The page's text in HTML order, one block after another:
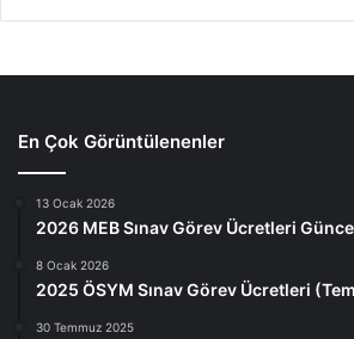
En Çok Görüntülenenler
13 Ocak 2026
2026 MEB Sınav Görev Ücretleri
8 Ocak 2026
2025 ÖSYM Sınav Görev Ücretleri
30 Temmuz 2025